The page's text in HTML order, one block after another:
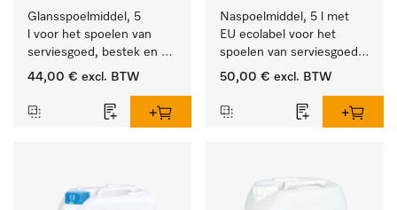
Glansspoelmiddel, 5
l voor het spoelen van
serviesgoed, bestek en
ideaal voor glazen.
44,00 € excl. BTW
Naspoelmiddel, 5 l met
EU ecolabel voor het
spoelen van serviesgoed,
bestek en glazen.
50,00 € excl. BTW